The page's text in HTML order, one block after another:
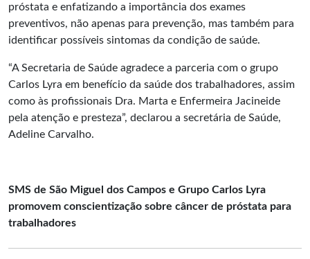
próstata e enfatizando a importância dos exames
preventivos, não apenas para prevenção, mas também para
identificar possíveis sintomas da condição de saúde.
“A Secretaria de Saúde agradece a parceria com o grupo
Carlos Lyra em benefício da saúde dos trabalhadores, assim
como às profissionais Dra. Marta e Enfermeira Jacineide
pela atenção e presteza”, declarou a secretária de Saúde,
Adeline Carvalho.
SMS de São Miguel dos Campos e Grupo Carlos Lyra
promovem conscientização sobre câncer de próstata para
trabalhadores